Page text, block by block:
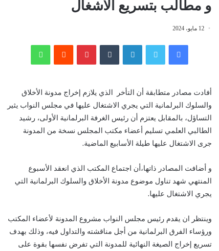
و مطالب بتسريع الاشغال
12 مايو، 2024
فيسبوك لينكدإن بينتيريست
أفادت مصادر متطابقة أن التأخر الذي يلازم إخراج مدونة الأخلاق
والسلوك البرلمانية التي يجري الاشتغال عليها في مجلس النواب يثير
التساؤل، بالمقابل يعتزم أن رئيس الغرفة البرلمانية الأولى، رشيد
الطالبي العلمي تسليم أعضاء مكتب المجلس نسخة من المدونة
جرى الاشتغال عليها طيلة الأسابيع الماضية.
و أضافت المصادر ذاتها،أن اجتماع المكتب الذي انعقد الأسبوع
المنتهي شهد تناول موضوع مدونة الأخلاق والسلوك البرلمانية التي
يجري الاشتغال عليها.
وينتظر ان يقدم رئيس مجلس النواب مشروع المدونة لأعضاء المكتب
ورؤساء الفرق البرلمانية من أجل مناقشته والتداول فيه، وذلك بهدف
تسريع إخراج الصيغة النهائية للمدونة التي تفرض نفسها بقوة على